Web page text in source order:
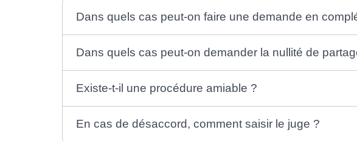
Dans quels cas peut-on faire une demande en
Dans quels cas peut-on demander la nullité de
Existe-t-il une procédure amiable ?
En cas de désaccord, comment saisir le juge ?